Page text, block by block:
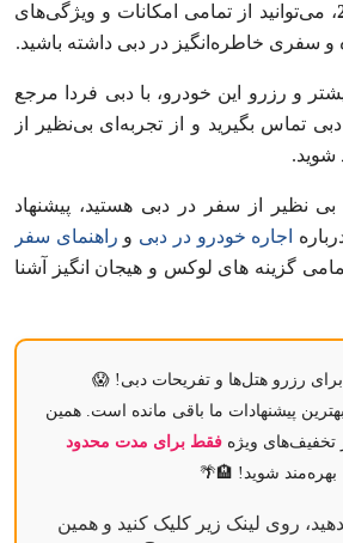
، می‌توانید از تمامی امکانات و ویژگی‌های
و سفری خاطره‌انگیز در دبی داشته باشید.
و رزرو این خودرو، با دبی فردا مرجع
تماس بگیرید و از تجربه‌ای بی‌نظیر از
شوید.
بی‌ نظیر از سفر در دبی هستید، پیشنهاد
اجاره خودرو در دبی و راهنمای سفر
تمامی گزینه‌ های لوکس و هیجان‌ انگیز آشنا
رزرو هتل‌ها و تفریحات دبی! 😱
پیشنهادات ما باقی مانده است. همین
تخفیف‌های ویژهفقط برای مدت محدود
بهره‌مند شوید! 🏨🌴
روی لینک زیر کلیک کنید و همین